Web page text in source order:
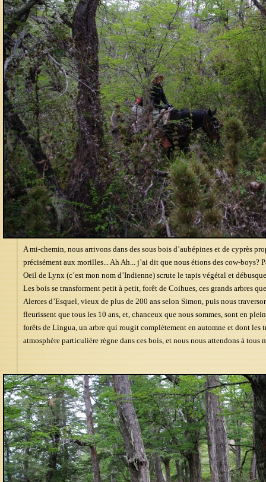
A mi-chemin, nous arrivons dans des sous bois d’aubépines et de cyprès
précisément aux morilles... Ah Ah... j’ai dit que nous étions des cow-boys?
Oeil de Lynx (c’est mon nom d’Indienne) scrute le tapis végétal et
Les bois se transforment petit à petit, forêt de Coihues, ces grands arbres
Alerces d’Esquel, vieux de plus de 200 ans selon Simon, puis nous
fleurissent que tous les 10 ans, et, chanceux que nous sommes, sont en
forêts de Lingua, un arbre qui rougit complètement en automne et dont les
atmosphère particulière règne dans ces bois, et nous nous attendons à tous